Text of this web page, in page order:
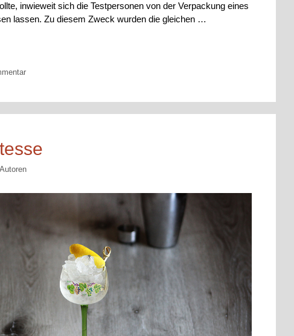
inwieweit sich die Testpersonen von der Verpackung eines
lassen. Zu diesem Zweck wurden die gleichen …